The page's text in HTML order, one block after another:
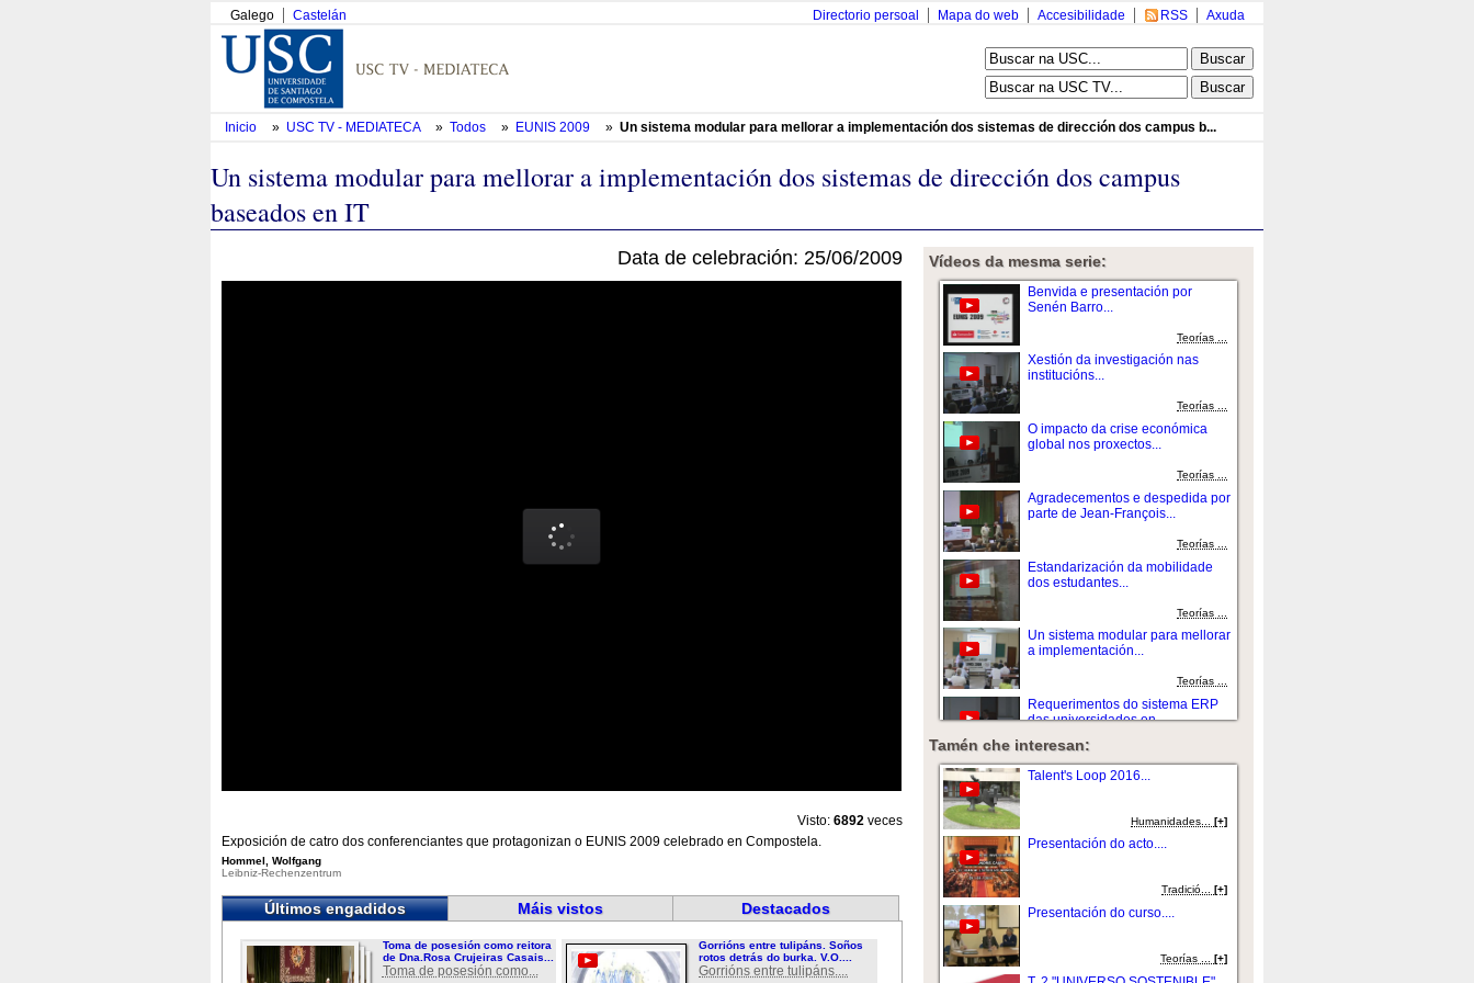
Galego Castelán Axuda
RSS
Accesibilidade
Mapa do web
Directorio persoal
Inicio » USC TV - MEDIATECA » Todos » EUNIS 2009 » Un sistema modular para mellorar a implementación dos sistemas de dirección dos campus b...
Un sistema modular para mellorar a implementación dos sistemas de dirección dos campus
baseados en IT
Data de celebración: 25/06/2009
Visto: 6892 veces
Exposición de catro dos conferenciantes que protagonizan o EUNIS 2009 celebrado en Compostela.
Hommel, Wolfgang
Leibniz-Rechenzentrum
Últimos engadidos Máis vistos Destacados
Toma de posesión como reitora
de Dna.Rosa Crujeiras Casais...
Toma de posesión como...
Gorrións entre tulipáns. Soños
rotos detrás do burka. V.O....
Gorrións entre tulipáns....
Vídeos da mesma serie:
Benvida e presentación por
Senén Barro...
Teorías ...
Xestión da investigación nas
institucións...
Teorías ...
O impacto da crise económica
global nos proxectos...
Teorías ...
Agradecementos e despedida por
parte de Jean-François...
Teorías ...
Estandarización da mobilidade
dos estudantes...
Teorías ...
Un sistema modular para mellorar
a implementación...
Teorías ...
Requerimentos do sistema ERP
das universidades en...
O impacto do Proceso Bologna no
Teorías ...
Xestión da investigación nas
Teorías ...
Ferramentas para dirixir ás
Teorías ...
Diseñando a arquitectura para un
Tamén che interesan:
Talent's Loop 2016...
Humanidades...[+]
Presentación do acto....
Tradició... [+]
Presentación do curso....
Teorías ...[+]